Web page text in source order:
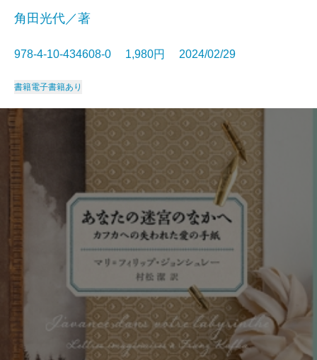
角田光代／著
978-4-10-434608-0 1,980円 2024/02/29
書籍電子書籍あり